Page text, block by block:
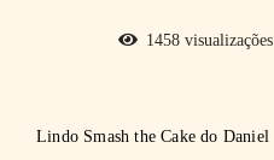
1458visualizações
Lindo Smash the Cake do Daniel